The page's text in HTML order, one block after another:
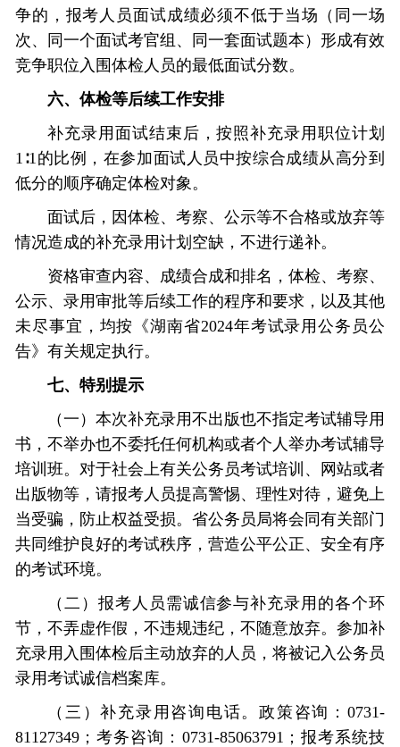
争的，报考人员面试成绩必须不低于当场（同一场
次、同一个面试考官组、同一套面试题本）形成有效
竞争职位入围体检人员的最低面试分数。
六、体检等后续工作安排
补充录用面试结束后，按照补充录用职位计划
1∶1的比例，在参加面试人员中按综合成绩从高分到
低分的顺序确定体检对象。
面试后，因体检、考察、公示等不合格或放弃等
情况造成的补充录用计划空缺，不进行递补。
资格审查内容、成绩合成和排名，体检、考察、
公示、录用审批等后续工作的程序和要求，以及其他
未尽事宜，均按《湖南省2024年考试录用公务员公
告》有关规定执行。
七、特别提示
（一）本次补充录用不出版也不指定考试辅导用
书，不举办也不委托任何机构或者个人举办考试辅导
培训班。对于社会上有关公务员考试培训、网站或者
出版物等，请报考人员提高警惕、理性对待，避免上
当受骗，防止权益受损。省公务员局将会同有关部门
共同维护良好的考试秩序，营造公平公正、安全有序
的考试环境。
（二）报考人员需诚信参与补充录用的各个环
节，不弄虚作假，不违规违纪，不随意放弃。参加补
充录用入围体检后主动放弃的人员，将被记入公务员
录用考试诚信档案库。
（三）补充录用咨询电话。政策咨询：0731-
81127349；考务咨询：0731-85063791；报考系统技